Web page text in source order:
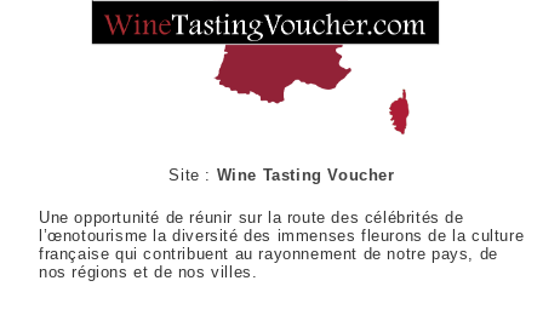
Site : Wine Tasting Voucher
Une opportunité de réunir sur la route des célébrités de
l’œnotourisme la diversité des immenses fleurons de la culture
française qui contribuent au rayonnement de notre pays, de
nos régions et de nos villes.